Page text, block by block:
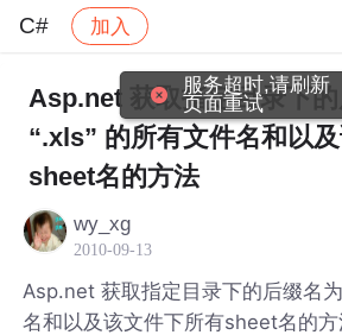
C# 加入
社区 C# 帖子详情
Asp.net 获取指定目录下
“.xls” 的所有文件名和以
sheet名的方法
wy_xg
2010-09-13
Asp.net 获取指定目录下的后缀名
名和以及该文件下所有sheet名的
服务超时,请刷新
页面重试